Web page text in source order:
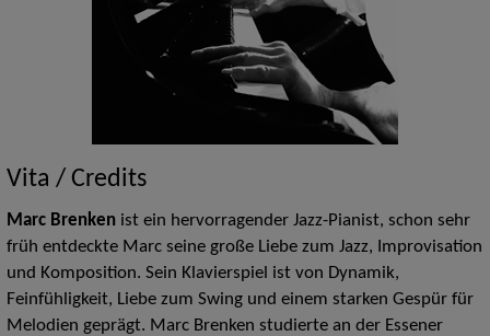
Vita / Credits
Marc Brenkenist ein hervorragender Jazz-Pianist, schon sehr
früh entdeckte Marc seine große Liebe zum Jazz, Improvisation
und Komposition. Sein Klavierspiel ist von Dynamik,
Feinfühligkeit, Liebe zum Swing und einem starken Gespür für
Melodien geprägt. Marc Brenken studierte an der Essener